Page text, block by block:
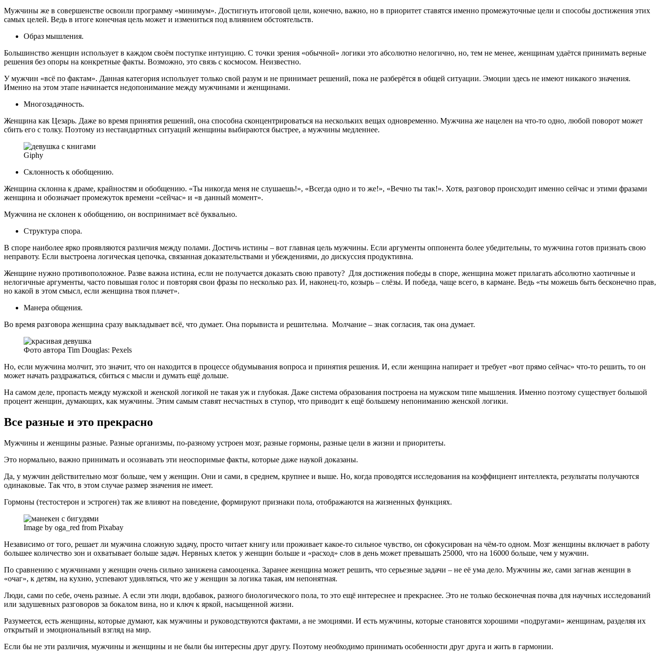
Мужчины же в совершенстве освоили программу «минимум». Достигнуть итоговой цели, конечно, важно, но в приоритет ставятся именно промежуточные цели и способы достижения этих
самых целей. Ведь в итоге конечная цель может и измениться под влиянием обстоятельств.
Образ мышления.
Большинство женщин использует в каждом своём поступке интуицию. С точки зрения «обычной» логики это абсолютно нелогично, но, тем не менее, женщинам удаётся принимать верные
решения без опоры на конкретные факты. Возможно, это связь с космосом. Неизвестно.
У мужчин «всё по фактам». Данная категория использует только свой разум и не принимает решений, пока не разберётся в общей ситуации. Эмоции здесь не имеют никакого значения.
Именно на этом этапе начинается недопонимание между мужчинами и женщинами.
Многозадачность.
Женщина как Цезарь. Даже во время принятия решений, она способна сконцентрироваться на нескольких вещах одновременно. Мужчина же нацелен на что-то одно, любой поворот может
сбить его с толку. Поэтому из нестандартных ситуаций женщины выбираются быстрее, а мужчины медленнее.
Giphy
Склонность к обобщению.
Женщина склонна к драме, крайностям и обобщению. «Ты никогда меня не слушаешь!», «Всегда одно и то же!», «Вечно ты так!». Хотя, разговор происходит именно сейчас и этими фразами
женщина и обозначает промежуток времени «сейчас» и «в данный момент».
Мужчина не склонен к обобщению, он воспринимает всё буквально.
Структура спора.
В споре наиболее ярко проявляются различия между полами. Достичь истины – вот главная цель мужчины. Если аргументы оппонента более убедительны, то мужчина готов признать свою
неправоту. Если выстроена логическая цепочка, связанная доказательствами и убеждениями, до дискуссия продуктивна.
Женщине нужно противоположное. Разве важна истина, если не получается доказать свою правоту? Для достижения победы в споре, женщина может прилагать абсолютно хаотичные и
нелогичные аргументы, часто повышая голос и повторяя свои фразы по несколько раз. И, наконец-то, козырь – слёзы. И победа, чаще всего, в кармане. Ведь «ты можешь быть бесконечно прав,
но какой в этом смысл, если женщина твоя плачет».
Манера общения.
Во время разговора женщина сразу выкладывает всё, что думает. Она порывиста и решительна. Молчание – знак согласия, так она думает.
Фото автора Tim Douglas: Pexels
Но, если мужчина молчит, это значит, что он находится в процессе обдумывания вопроса и принятия решения. И, если женщина напирает и требует «вот прямо сейчас» что-то решить, то он
может начать раздражаться, сбиться с мысли и думать ещё дольше.
На самом деле, пропасть между мужской и женской логикой не такая уж и глубокая. Даже система образования построена на мужском типе мышления. Именно поэтому существует большой
процент женщин, думающих, как мужчины. Этим самым ставят несчастных в ступор, что приводит к ещё большему непониманию женской логики.
Все разные и это прекрасно
Мужчины и женщины разные. Разные организмы, по-разному устроен мозг, разные гормоны, разные цели в жизни и приоритеты.
Это нормально, важно принимать и осознавать эти неоспоримые факты, которые даже наукой доказаны.
Да, у мужчин действительно мозг больше, чем у женщин. Они и сами, в среднем, крупнее и выше. Но, когда проводятся исследования на коэффициент интеллекта, результаты получаются
одинаковые. Так что, в этом случае размер значения не имеет.
Гормоны (тестостерон и эстроген) так же влияют на поведение, формируют признаки пола, отображаются на жизненных функциях.
Image by oga_red from Pixabay
Независимо от того, решает ли мужчина сложную задачу, просто читает книгу или проживает какое-то сильное чувство, он сфокусирован на чём-то одном. Мозг женщины включает в работу
большее количество зон и охватывает больше задач. Нервных клеток у женщин больше и «расход» слов в день может превышать 25000, что на 16000 больше, чем у мужчин.
По сравнению с мужчинами у женщин очень сильно занижена самооценка. Заранее женщина может решить, что серьезные задачи – не её ума дело. Мужчины же, сами загнав женщин в
«очаг», к детям, на кухню, успевают удивляться, что же у женщин за логика такая, им непонятная.
Люди, сами по себе, очень разные. А если эти люди, вдобавок, разного биологического пола, то это ещё интереснее и прекраснее. Это не только бесконечная почва для научных исследований
или задушевных разговоров за бокалом вина, но и ключ к яркой, насыщенной жизни.
Разумеется, есть женщины, которые думают, как мужчины и руководствуются фактами, а не эмоциями. И есть мужчины, которые становятся хорошими «подругами» женщинам, разделяя их
открытый и эмоциональный взгляд на мир.
Если бы не эти различия, мужчины и женщины и не были бы интересны друг другу. Поэтому необходимо принимать особенности друг друга и жить в гармонии.